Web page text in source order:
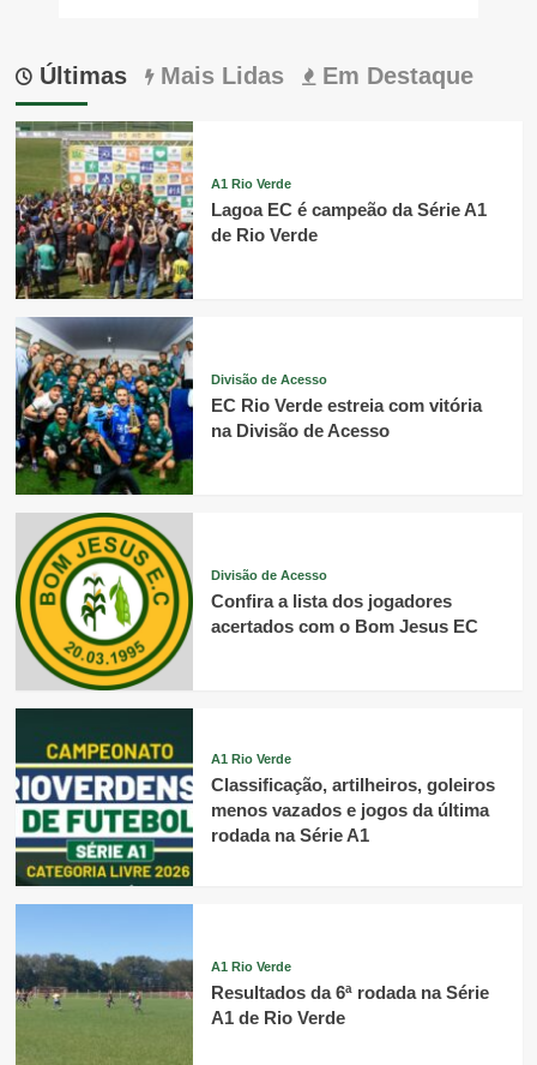
Últimas Mais Lidas Em Destaque
A1 Rio Verde
Lagoa EC é campeão da Série A1
de Rio Verde
Divisão de Acesso
EC Rio Verde estreia com vitória
na Divisão de Acesso
Divisão de Acesso
Confira a lista dos jogadores
acertados com o Bom Jesus EC
A1 Rio Verde
Classificação, artilheiros, goleiros
menos vazados e jogos da última
rodada na Série A1
A1 Rio Verde
Resultados da 6ª rodada na Série
A1 de Rio Verde